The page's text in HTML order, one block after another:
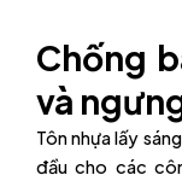
Chống
và
Tôn nhựa lấy
đầu cho các